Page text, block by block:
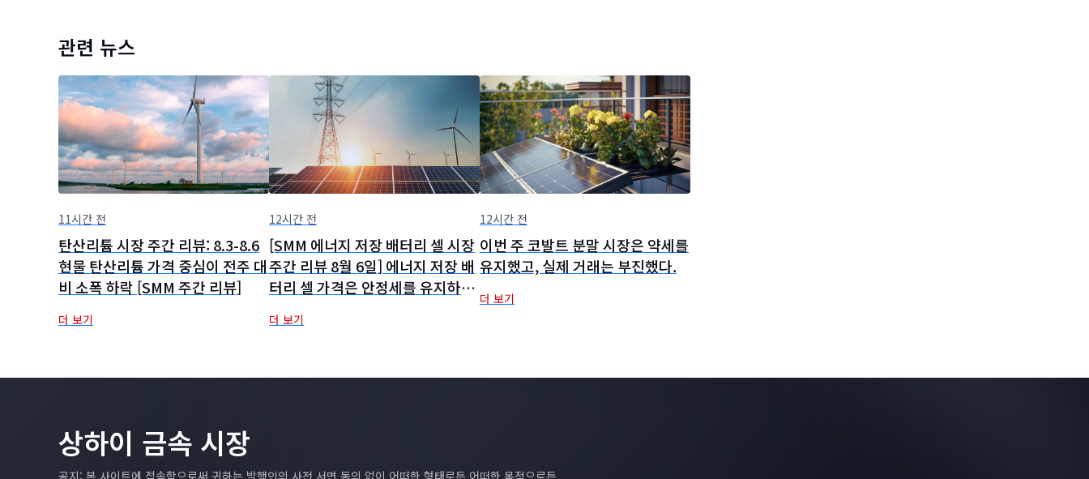
관련 뉴스
11시간 전
탄산리튬 시장 주간 리뷰: 8.3-8.6
현물 탄산리튬 가격 중심이 전주 대
비 소폭 하락 [SMM 주간 리뷰]
더 보기
12시간 전
[SMM 에너지 저장 배터리 셀 시장
주간 리뷰 8월 6일] 에너지 저장 배
터리 셀 가격은 안정세를 유지하고
량 가속화가 전망됩니다
더 보기
12시간 전
이번 주 코발트 분말 시장은 약세를
유지했고, 실제 거래는 부진했다.
더 보기
상하이 금속 시장
공지: 본 사이트에 접속함으로써 귀하는 발행인의 사전 서면 동의 없이 어떠한 형태로든 어떠한 목적으로든